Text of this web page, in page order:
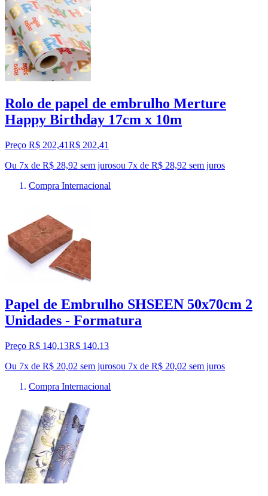
Rolo de papel de embrulho Merture
Happy Birthday 17cm x 10m
Preço R$ 202,41R$ 202,41
Ou 7x de R$ 28,92 sem jurosou 7x de R$ 28,92 sem juros
Compra Internacional
Papel de Embrulho SHSEEN 50x70cm 2
Unidades - Formatura
Preço R$ 140,13R$ 140,13
Ou 7x de R$ 20,02 sem jurosou 7x de R$ 20,02 sem juros
Compra Internacional